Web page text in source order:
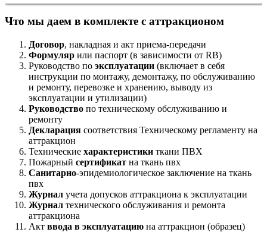
Что мы даем в комплекте с аттракционом
Договор, накладная и акт приема-передачи
Формуляр или паспорт (в зависимости от RB)
Руководство по эксплуатации (включает в себя
инструкции по монтажу, демонтажу, по обслуживанию
и ремонту, перевозке и хранению, выводу из
эксплуатации и утилизации)
Руководство по техническому обслуживанию и
ремонту
Декларация соответствия Техническому регламенту на
аттракцион
Технические характеристики ткани ПВХ
Пожарный сертификат на ткань пвх
Санитарно-эпидемиологическое заключение на ткань
пвх
Журнал учета допусков аттракциона к эксплуатации
Журнал технического обслуживания и ремонта
аттракциона
Акт ввода в эксплуатацию на аттракцион (образец)